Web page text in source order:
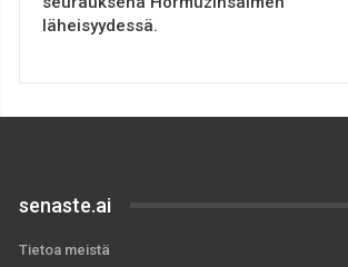
läheisyydessä.
senaste.ai
Tietoa meistä